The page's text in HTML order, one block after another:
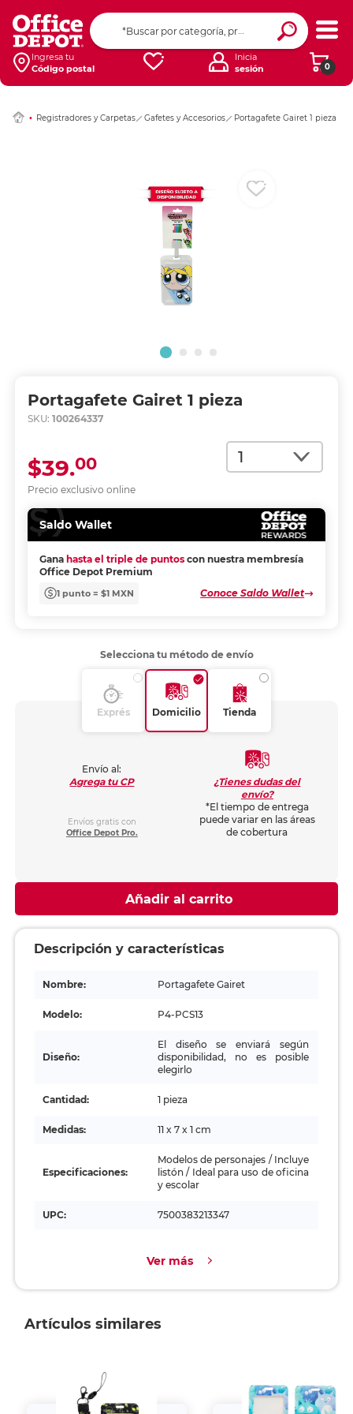
Ingresa tu
Código postal
0
Inicia
sesión
Registradores y Carpetas Gafetes y Accesorios Portagafete Gairet 1 pieza
Portagafete Gairet 1 pieza
SKU: 100264337
Cantidad
Precio exclusivo online
$39.00
Saldo Wallet
Gana hasta el triple de puntos con nuestra membresía
Office Depot Premium
1 punto = $1 MXN Conoce Saldo Wallet
Ingresar Codigo
Selecciona tu método de envío
Exprés Domicilio Tienda
Envío al:
Agrega tu CP
Envíos gratis con
Office Depot Pro.
¿Tienes dudas del
envío?
*El tiempo de entrega
puede variar en las áreas
de cobertura
Añadir al carrito
Descripción y características
Nombre: Portagafete Gairet
Modelo: P4-PCS13
Diseño:
El diseño se enviará según
disponibilidad, no es posible
elegirlo
Cantidad: 1 pieza
Medidas: 11 x 7 x 1 cm
Especificaciones:
Modelos de personajes / Incluye
listón / Ideal para uso de oficina
y escolar
UPC: 7500383213347
Ver más
Artículos similares